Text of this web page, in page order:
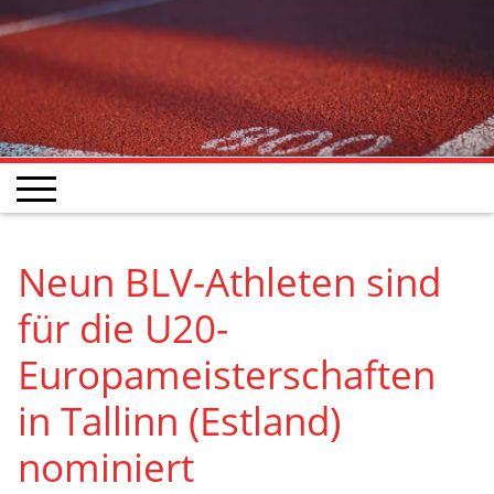
Neun BLV-Athleten sind
für die U20-
Europameisterschaften
in Tallinn (Estland)
nominiert